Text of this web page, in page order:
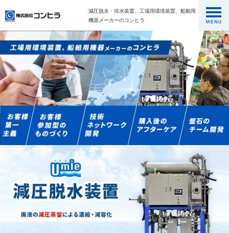
減圧脱水・排水装置、工場用環境装置、船舶用
機器メーカーのコンヒラ